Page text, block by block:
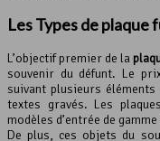
Les Types de plaque
L’objectif premier de la
souvenir du défunt. Le
suivant plusieurs
textes gravés. Les
modèles d’entrée de
De plus, ces objets du